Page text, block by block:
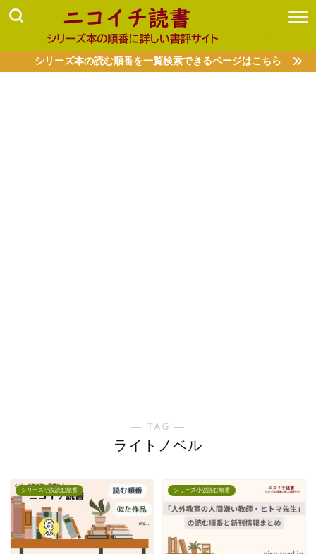
シリーズ本の読む順番を一覧検索できるページはこちら
― TAG ―
ライトノベル
シリーズ小説読む順番 シリーズ小説読む順番